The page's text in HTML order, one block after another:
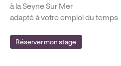
à la Seyne Sur Mer
adapté à votre emploi du temps
Réserver mon stage